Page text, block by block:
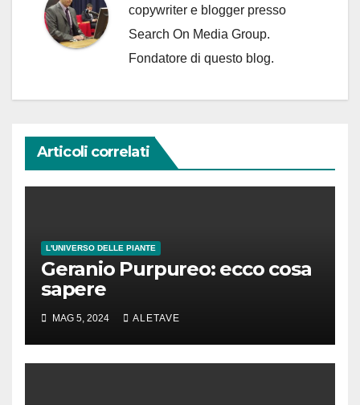
copywriter e blogger presso
Search On Media Group.
Fondatore di questo blog.
Articoli correlati
L'UNIVERSO DELLE PIANTE
Geranio Purpureo: ecco cosa
sapere
MAG 5, 2024 ALETAVE